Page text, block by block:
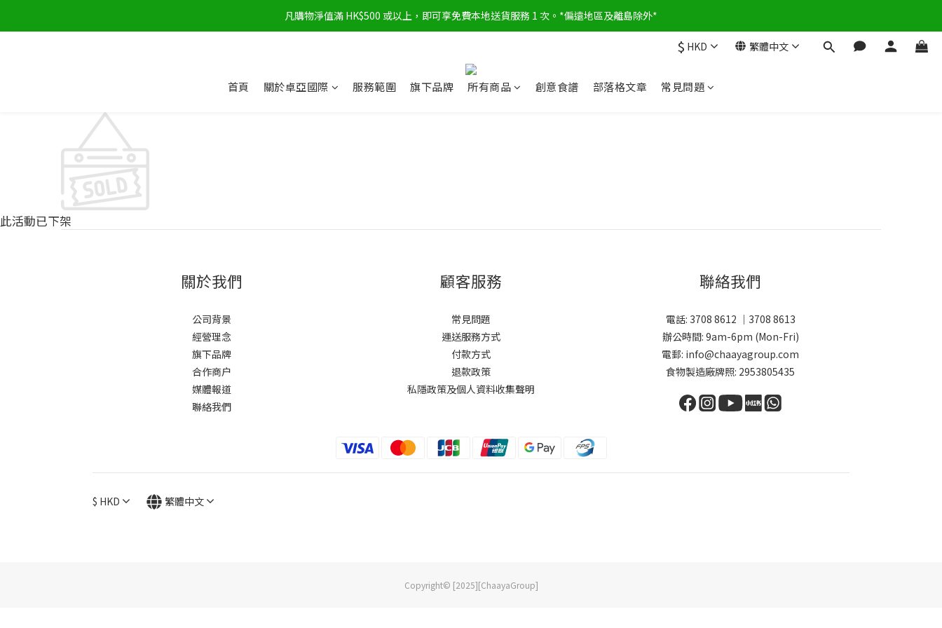
凡購物淨值滿 HK$500 或以上，即可享免費本地送貨服務 1 次。*偏遠地區及離島除外*
$ HKD 繁體中文
首頁 關於卓亞國際 服務範圍 旗下品牌 所有商品 創意食譜 部落格文章 常見問題
此活動已下架
關於我們
公司背景
經營理念
旗下品牌
合作商户
媒體報道
聯絡我們
顧客服務
常見問題
運送服務方式
付款方式
退款政策
私隱政策及個人資料收集聲明
聯絡我們
電話: 3708 8612 ｜3708 8613
辦公時間: 9am-6pm (Mon-Fri)
電郵: info@chaayagroup.com
食物製造廠牌照: 2953805435
$ HKD 繁體中文
Copyright© [2025][ChaayaGroup]